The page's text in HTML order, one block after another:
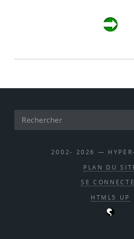
2002- 2026 —
PLAN DU
SE
HTML5 UP